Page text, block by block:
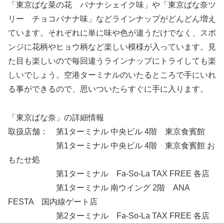
「東京ばな菜の花 バナナシェイク味」や「東京ばな奈ツ
リー チョコバナナ味」などラインナップがどんどん増え
ています。それぞれに単に味や色が違うだけでなく、スポ
ンジに花柄やヒョウ柄など楽しい模様が入っています。見
た目も楽しいので毎回違うラインナップにトライしても楽
しいでしょう。空港ターミナルのいたるところで手にいれ
る事ができるので、思いついたらすぐに手に入ります。
「東京ばな奈」の詳細情報
取扱店舗： 第1ターミナル 中央ビル 4階 東京食賓館
第1ターミナル 中央ビル 4階 東京食賓館 お
もたせ処
第1ターミナル Fa-So-La TAX FREE 各店
第1ターミナル 南ウイング 2階 ANA
FESTA 国内線ゲート店
第2ターミナル Fa-So-La TAX FREE 各店